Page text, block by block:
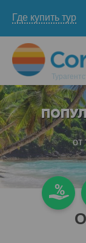
Где купить тур
от